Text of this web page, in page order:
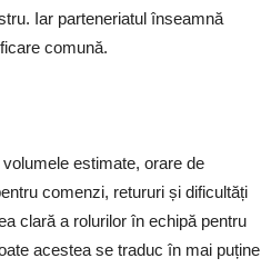
Iar parteneriatul înseamnă
comună.
estimate, orare de
comenzi, retururi și dificultăți
clară a rolurilor în echipă pentru
acestea se traduc în mai puține